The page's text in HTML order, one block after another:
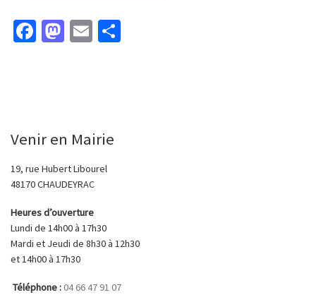
Fa
k
M
n
E
Venir en Mairie
19, rue Hubert Libourel
48170 CHAUDEYRAC
Heures d’ouverture
Lundi de 14h00 à 17h30
Mardi et Jeudi de 8h30 à 12h30
et 14h00 à 17h30
Téléphone :04 66 47 91 07